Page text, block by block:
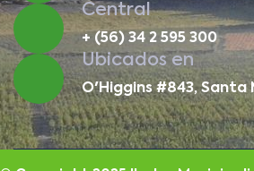
Central
+ (56) 34 2 595 300
Ubicados en
O'Higgins #843, Santa